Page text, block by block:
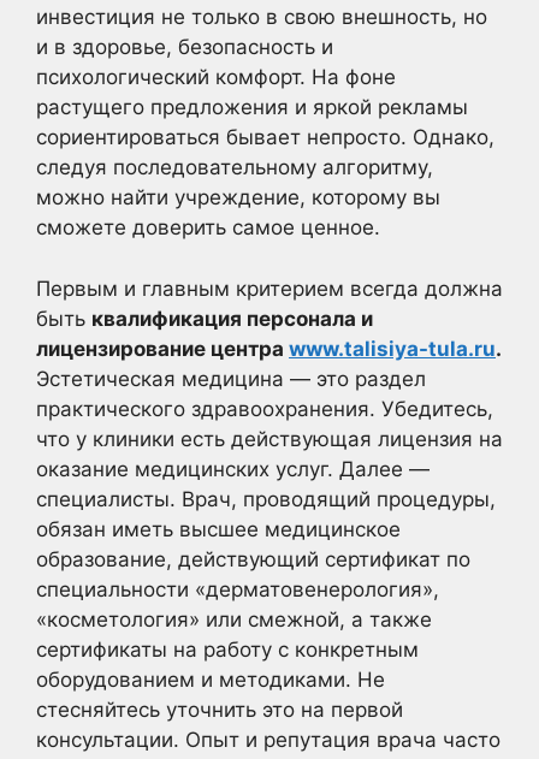
инвестиция не только в свою внешность, но
и в здоровье, безопасность и
психологический комфорт. На фоне
растущего предложения и яркой рекламы
сориентироваться бывает непросто. Однако,
следуя последовательному алгоритму,
можно найти учреждение, которому вы
сможете доверить самое ценное.
Первым и главным критерием всегда должна
быть квалификация персонала и
лицензирование центра www.talisiya-tula.ru.
Эстетическая медицина — это раздел
практического здравоохранения. Убедитесь,
что у клиники есть действующая лицензия на
оказание медицинских услуг. Далее —
специалисты. Врач, проводящий процедуры,
обязан иметь высшее медицинское
образование, действующий сертификат по
специальности «дерматовенерология»,
«косметология» или смежной, а также
сертификаты на работу с конкретным
оборудованием и методиками. Не
стесняйтесь уточнить это на первой
консультации. Опыт и репутация врача часто